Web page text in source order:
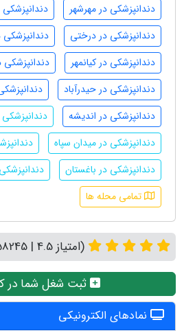
دندانپزشکی در مهرشهر
دندانپزشکی
دندانپزشکی در درختی
دندانپزشکی در کیانمهر
دندانپزشکی در حیدرآباد
دندانپزشکی در اندیشه
دندانپزشکی
دندانپزشکی در میدان سپاه
دندانپزشکی در باغستان
تمامی محله ها
(امتیاز 4.5 | 58245 رای)
ثبت شغل شما در
نمادهای الکترونیکی